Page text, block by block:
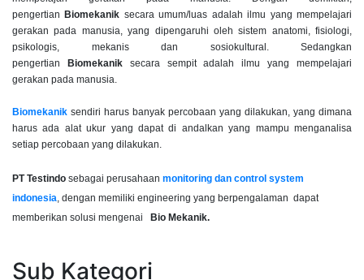
pengertian Biomekanik secara umum/luas adalah ilmu yang mempelajari
gerakan pada manusia, yang dipengaruhi oleh sistem anatomi, fisiologi,
psikologis, mekanis dan sosiokultural. Sedangkan
pengertian
Biomekaniksecara sempit adalah ilmu yang mempelajari
gerakan pada manusia.
Biomekanik sendiri harus banyak percobaan yang dilakukan, yang dimana
harus ada alat ukur yang dapat di andalkan yang mampu menganalisa
setiap percobaan yang dilakukan.
PT Testindo sebagai perusahaan monitoring dan control system
indonesia, dengan memiliki engineering yang berpengalaman dapat
memberikan solusi mengenai
Bio Mekanik.
Sub Kategori